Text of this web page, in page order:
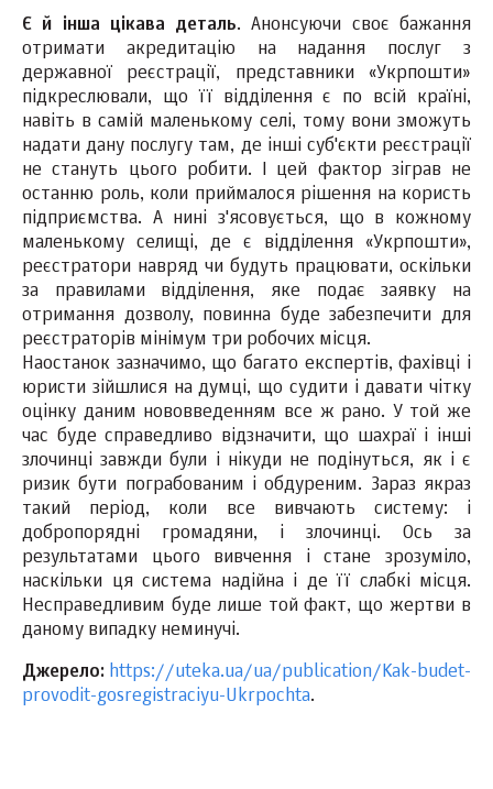
Є й інша цікава деталь. Анонсуючи своє бажання
отримати акредитацію на надання послуг з
державної реєстрації, представники «Укрпошти»
підкреслювали, що її відділення є по всій країні,
навіть в самій маленькому селі, тому вони зможуть
надати дану послугу там, де інші суб'єкти реєстрації
не стануть цього робити. І цей фактор зіграв не
останню роль, коли приймалося рішення на користь
підприємства. А нині з'ясовується, що в кожному
маленькому селищі, де є відділення «Укрпошти»,
реєстратори навряд чи будуть працювати, оскільки
за правилами відділення, яке подає заявку на
отримання дозволу, повинна буде забезпечити для
реєстраторів мінімум три робочих місця.
Наостанок зазначимо, що багато експертів, фахівці і
юристи зійшлися на думці, що судити і давати чітку
оцінку даним нововведенням все ж рано. У той же
час буде справедливо відзначити, що шахраї і інші
злочинці завжди були і нікуди не подінуться, як і є
ризик бути пограбованим і обдуреним. Зараз якраз
такий період, коли все вивчають систему: і
добропорядні громадяни, і злочинці. Ось за
результатами цього вивчення і стане зрозуміло,
наскільки ця система надійна і де її слабкі місця.
Несправедливим буде лише той факт, що жертви в
даному випадку неминучі.
Джерело: https://uteka.ua/ua/publication/Kak-budet-
provodit-gosregistraciyu-Ukrpochta.